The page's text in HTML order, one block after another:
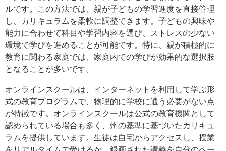
ルです。この方法では、親が子どもの学習進度を直接管理
し、カリキュラムを柔軟に調整できます。子どもの興味や
能力に合わせて科目や学習内容を選び、ストレスの少ない
環境で学びを進めることが可能です。特に、親が積極的に
教育に関わる家庭では、家庭内での学びが効果的な選択肢
となることが多いです。
オンラインスクールは、インターネットを利用して学ぶ形
式の教育プログラムで、物理的に学校に通う必要がない点
が特徴です。オンラインスクールは公式の教育機関として
認められている場合も多く、州の基準に基づいたカリキュ
ラムを提供しています。生徒は自宅からアクセスし、授業